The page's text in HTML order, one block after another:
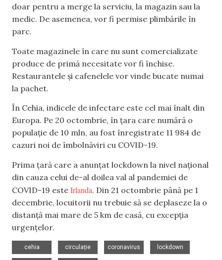
doar pentru a merge la serviciu, la magazin sau la
medic. De asemenea, vor fi permise plimbările în
parc.
Toate magazinele în care nu sunt comercializate
produce de primă necesitate vor fi închise.
Restaurantele și cafenelele vor vinde bucate numai
la pachet.
În Cehia, indicele de infectare este cel mai înalt din
Europa. Pe 20 octombrie, în țara care numără o
populație de 10 mln, au fost înregistrate 11 984 de
cazuri noi de îmbolnăviri cu COVID-19.
Prima țară care a anunțat lockdown la nivel național
din cauza celui de-al doilea val al pandemiei de
COVID-19 este Irlanda. Din 21 octombrie până pe 1
decembrie, locuitorii nu trebuie să se deplaseze la o
distanță mai mare de 5 km de casă, cu excepția
urgențelor.
cehia
circulație
coronavirus
lockdown